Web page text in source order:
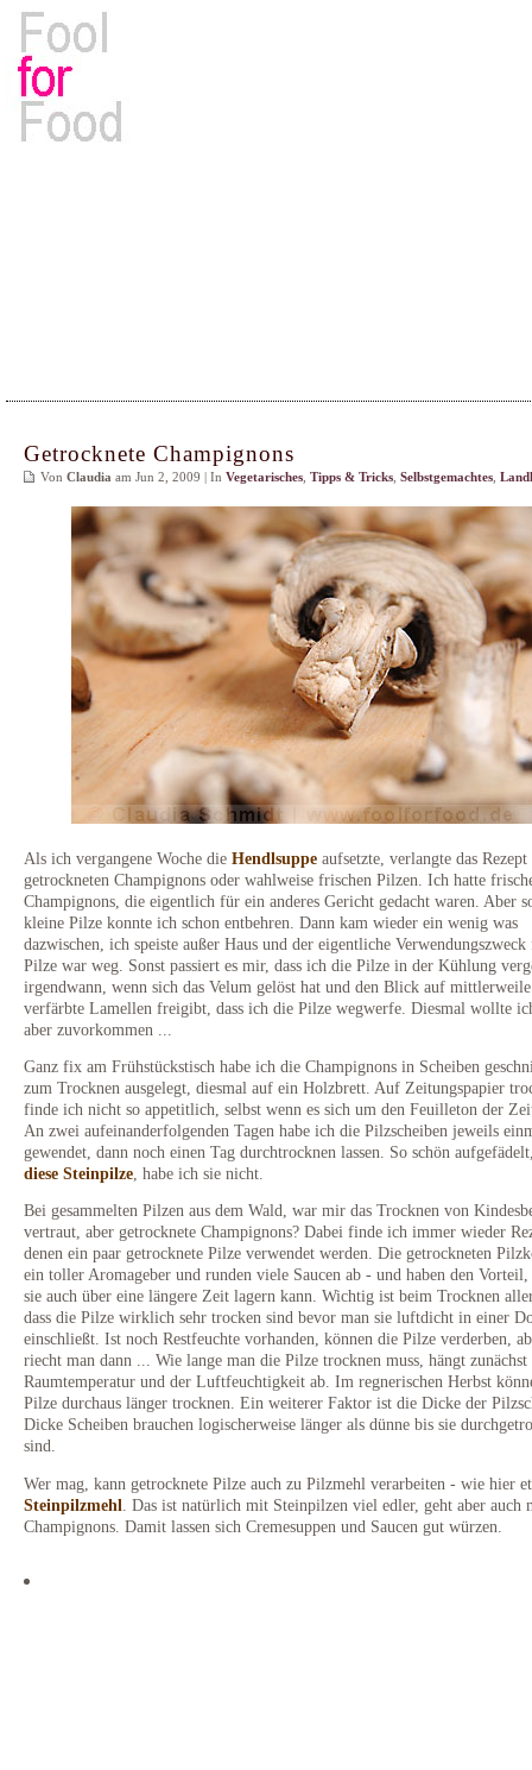
Getrocknete Champignons
Von Claudia am Jun 2, 2009 | In Vegetarisches Tipps & Tricks Selbstgemachtes
Als ich vergangene Woche die Hendlsuppe aufsetzte, verlangte das Rezept
getrockneten Champignons oder wahlweise frischen Pilzen. Ich hatte
Champignons, die eigentlich für ein anderes Gericht gedacht waren. Aber
kleine Pilze konnte ich schon entbehren. Dann kam wieder ein wenig was
dazwischen, ich speiste außer Haus und der eigentliche
Pilze war weg. Sonst passiert es mir, dass ich die Pilze in der Kühlung
irgendwann, wenn sich das Velum gelöst hat und den Blick auf
verfärbte Lamellen freigibt, dass ich die Pilze wegwerfe. Diesmal wollte
aber zuvorkommen ...
Ganz fix am Frühstückstisch habe ich die Champignons in Scheiben
zum Trocknen ausgelegt, diesmal auf ein Holzbrett. Auf Zeitungspapier
finde ich nicht so appetitlich, selbst wenn es sich um den Feuilleton der
An zwei aufeinanderfolgenden Tagen habe ich die Pilzscheiben jeweils
gewendet, dann noch einen Tag durchtrocknen lassen. So schön
diese Steinpilze , habe ich sie nicht.
Bei gesammelten Pilzen aus dem Wald, war mir das Trocknen von
vertraut, aber getrocknete Champignons? Dabei finde ich immer wieder
denen ein paar getrocknete Pilze verwendet werden. Die getrockneten
ein toller Aromageber und runden viele Saucen ab - und haben den Vorteil,
sie auch über eine längere Zeit lagern kann. Wichtig ist beim Trocknen
dass die Pilze wirklich sehr trocken sind bevor man sie luftdicht in einer
einschließt. Ist noch Restfeuchte vorhanden, können die Pilze verderben,
riecht man dann ... Wie lange man die Pilze trocknen muss, hängt
Raumtemperatur und der Luftfeuchtigkeit ab. Im regnerischen Herbst
Pilze durchaus länger trocknen. Ein weiterer Faktor ist die Dicke der
Dicke Scheiben brauchen logischerweise länger als dünne bis sie
sind.
Wer mag, kann getrocknete Pilze auch zu Pilzmehl verarbeiten - wie hier
Steinpilzmehl . Das ist natürlich mit Steinpilzen viel edler, geht aber auch
Champignons. Damit lassen sich Cremesuppen und Saucen gut würzen.